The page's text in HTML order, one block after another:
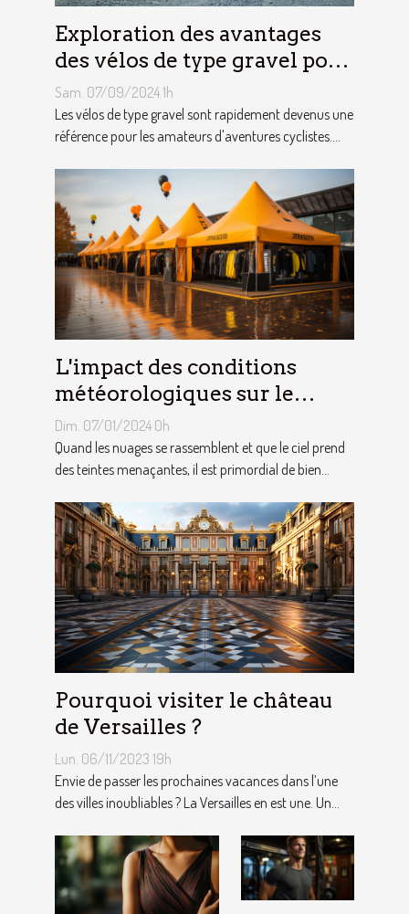
Exploration des avantages
des vélos de type gravel pour
les aventuriers
Sam. 07/09/2024 1h
Les vélos de type gravel sont rapidement devenus une
référence pour les amateurs d'aventures cyclistes....
L'impact des conditions
météorologiques sur le
choix des tentes publicitaires
Dim. 07/01/2024 0h
Quand les nuages se rassemblent et que le ciel prend
des teintes menaçantes, il est primordial de bien...
Pourquoi visiter le château
de Versailles ?
Lun. 06/11/2023 19h
Envie de passer les prochaines vacances dans l’une
des villes inoubliables ? La Versailles en est une. Un...